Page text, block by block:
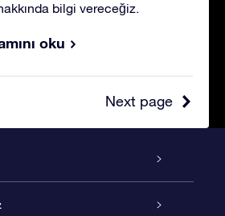
bilgi vereceğiz.
oku
Next page